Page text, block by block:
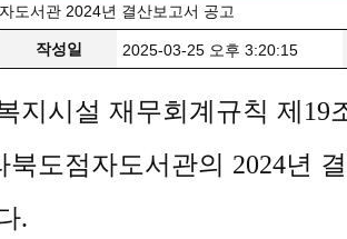
도서관 2024년 결산보고서 공고
작성일 2025-03-25 오후 3:20:15
지시설 재무회계규칙 제 19
도점자도서관의 2024년
.